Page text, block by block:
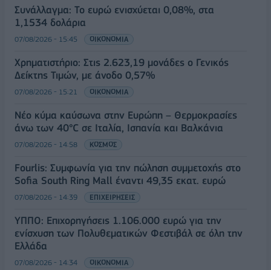
Συνάλλαγμα: Το ευρώ ενισχύεται 0,08%, στα
1,1534 δολάρια
07/08/2026 - 15:45 ΟΙΚΟΝΟΜΙΑ
Χρηματιστήριο: Στις 2.623,19 μονάδες ο Γενικός
Δείκτης Τιμών, με άνοδο 0,57%
07/08/2026 - 15:21 ΟΙΚΟΝΟΜΙΑ
Νέο κύμα καύσωνα στην Ευρώπη – Θερμοκρασίες
άνω των 40°C σε Ιταλία, Ισπανία και Βαλκάνια
07/08/2026 - 14:58 ΚΟΣΜΟΣ
Fourlis: Συμφωνία για την πώληση συμμετοχής στο
Sofia South Ring Mall έναντι 49,35 εκατ. ευρώ
07/08/2026 - 14:39 ΕΠΙΧΕΙΡΗΣΕΙΣ
ΥΠΠΟ: Επιχορηγήσεις 1.106.000 ευρώ για την
ενίσχυση των Πολυθεματικών Φεστιβάλ σε όλη την
Ελλάδα
07/08/2026 - 14:34 ΟΙΚΟΝΟΜΙΑ